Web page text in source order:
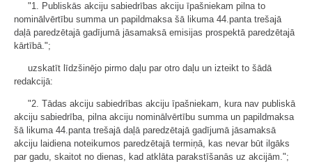
"1. Publiskās akciju sabiedrības akciju īpašniekam pilna to
nominālvērtību summa un papildmaksa šā likuma 44.panta trešajā
daļā paredzētajā gadījumā jāsamaksā emisijas prospektā paredzētajā
kārtībā.";
uzskatīt līdzšinējo pirmo daļu par otro daļu un izteikt to šādā
redakcijā:
"2. Tādas akciju sabiedrības akciju īpašniekam, kura nav publiskā
akciju sabiedrība, pilna akciju nominālvērtību summa un papildmaksa
šā likuma 44.panta trešajā daļā paredzētajā gadījumā jāsamaksā
akciju laidiena noteikumos paredzētajā termiņā, kas nevar būt ilgāks
par gadu, skaitot no dienas, kad atklāta parakstīšanās uz akcijām.";